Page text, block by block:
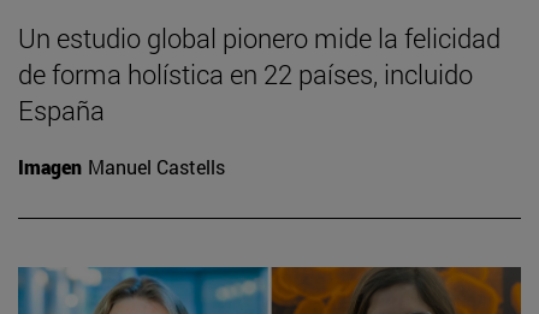
Un estudio global pionero mide la felicidad
de forma holística en 22 países, incluido
España
Imagen Manuel Castells